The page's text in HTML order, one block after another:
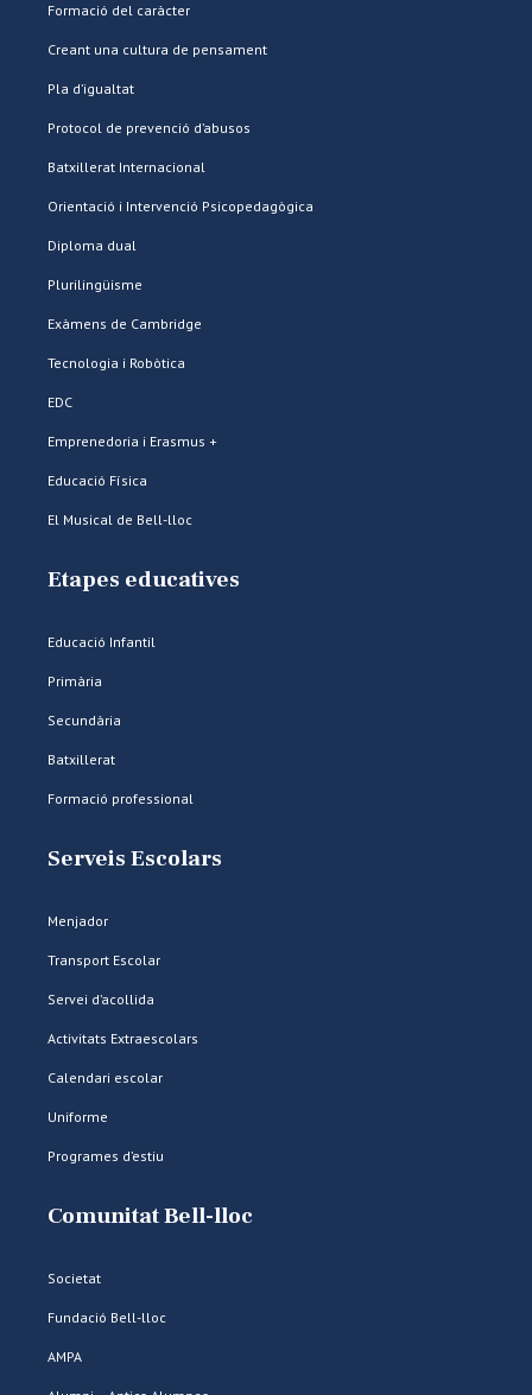
Formació del caràcter
Creant una cultura de pensament
Pla d’igualtat
Protocol de prevenció d’abusos
Batxillerat Internacional
Orientació i Intervenció Psicopedagògica
Diploma dual
Plurilingüisme
Exàmens de Cambridge
Tecnologia i Robòtica
EDC
Emprenedoria i Erasmus +
Educació Física
El Musical de Bell-lloc
Etapes educatives
Educació Infantil
Primària
Secundària
Batxillerat
Formació professional
Serveis Escolars
Menjador
Transport Escolar
Servei d’acollida
Activitats Extraescolars
Calendari escolar
Uniforme
Programes d’estiu
Comunitat Bell-lloc
Societat
Fundació Bell-lloc
AMPA